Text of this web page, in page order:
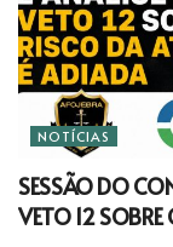
NOTÍCIAS
SESSÃO DO
VETO 12